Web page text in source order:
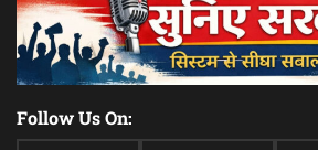
Follow Us On: